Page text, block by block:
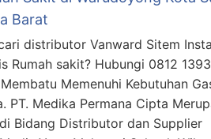
Barat
distributor Vanward Sitem
Rumah sakit? Hubungi 0812
Memenuhi Kebutuhan
PT. Medika Permana Cipta
Bidang Distributor dan Supplier